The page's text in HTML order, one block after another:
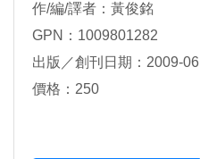
作/編/譯者：黃俊銘
GPN：1009801282
出版／創刊日期：2009-06
價格：250